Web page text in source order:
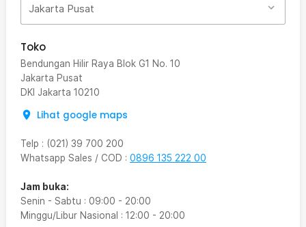
Jakarta Pusat
Toko
Bendungan Hilir Raya Blok G1 No. 10
Jakarta Pusat
DKI Jakarta 10210
Lihat google maps
Telp : (021) 39 700 200
Whatsapp Sales / COD : 0896 135 222 00
Jam buka:
Senin - Sabtu : 09:00 - 20:00
Minggu/Libur Nasional : 12:00 - 20:00